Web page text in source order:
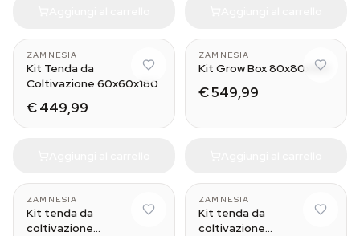
ZAMNESIA
Kit Tenda da
Coltivazione 60x60x180
€ 449,99
ZAMNESIA
Kit Grow Box 80x80x180
€ 549,99
ZAMNESIA
Kit tenda da
coltivazione
ZAMNESIA
Kit tenda da
coltivazione